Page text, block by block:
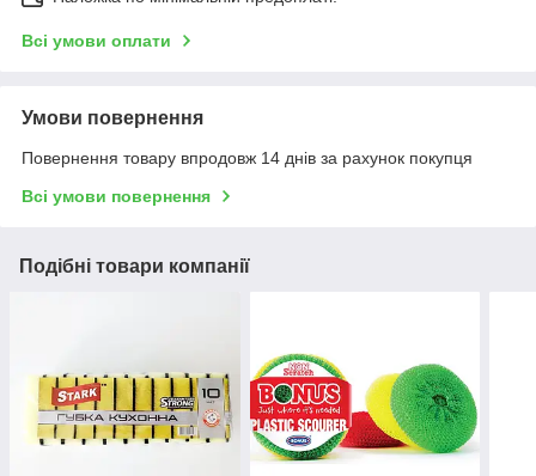
Всі умови оплати
Умови повернення
Повернення товару впродовж 14 днів за рахунок покупця
Всі умови повернення
Подібні товари компанії